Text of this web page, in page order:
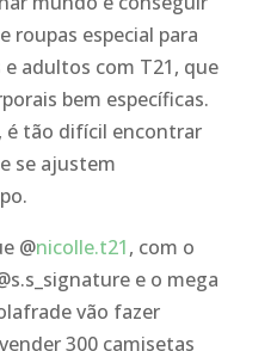
roupas especial para
e adultos com T21, que
bem específicas.
é tão difícil encontrar
se ajustem
@nicolle.t21, com o
e o mega
vão fazer
300 camisetas